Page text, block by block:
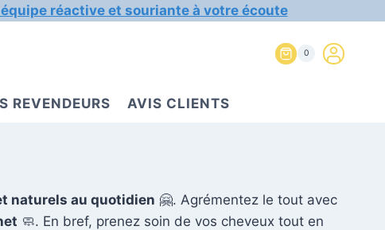
équipe réactive et souriante à votre écoute
0
REVENDEURS AVIS CLIENTS
naturels au quotidien 🤗. Agrémentez le tout avec
🧼. En bref, prenez soin de vos cheveux tout en